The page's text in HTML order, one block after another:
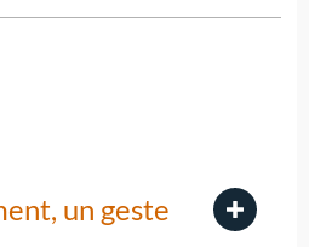
un geste